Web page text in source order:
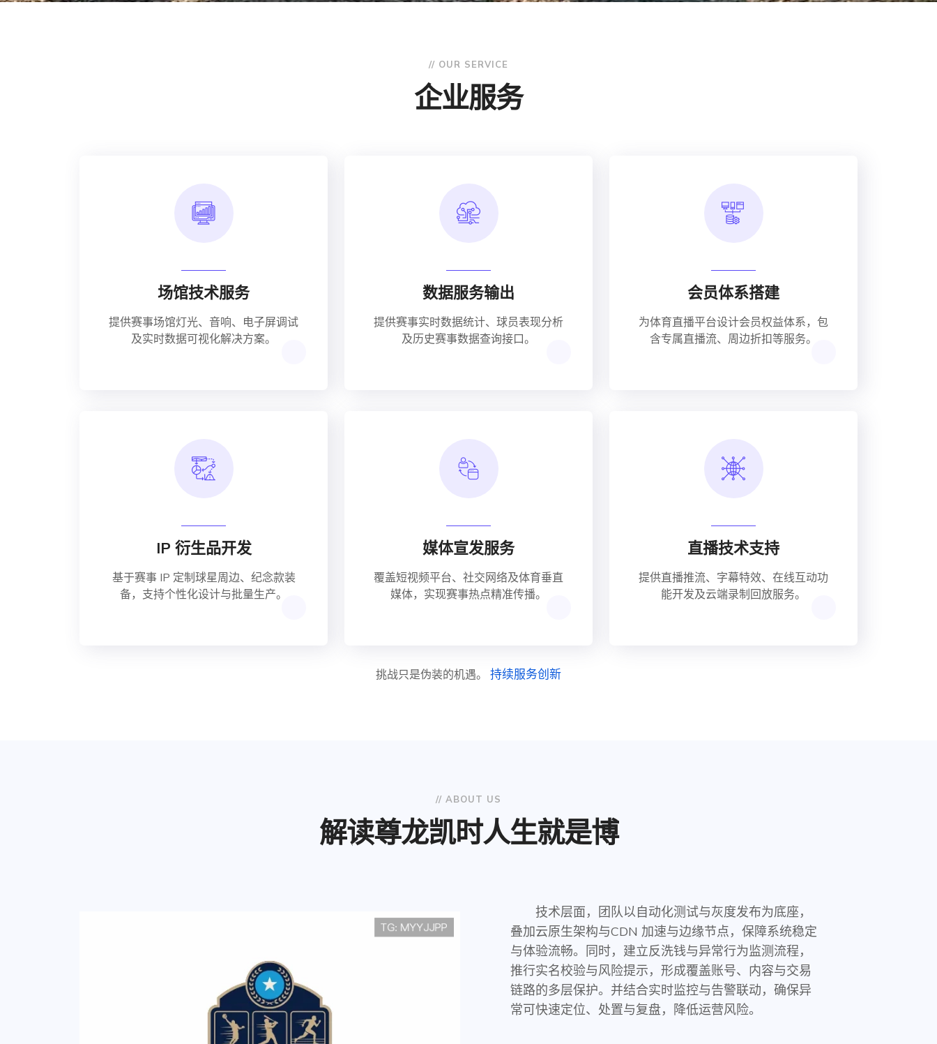
// OUR SERVICE
企业服务
场馆技术服务
提供赛事场馆灯光、音响、电子屏调试
及实时数据可视化解决方案。
数据服务输出
提供赛事实时数据统计、球员表现分析
及历史赛事数据查询接口。
会员体系搭建
为体育直播平台设计会员权益体系，包
含专属直播流、周边折扣等服务。
IP 衍生品开发
基于赛事 IP 定制球星周边、纪念款装
备，支持个性化设计与批量生产。
媒体宣发服务
覆盖短视频平台、社交网络及体育垂直
媒体，实现赛事热点精准传播。
直播技术支持
提供直播推流、字幕特效、在线互动功
能开发及云端录制回放服务。
挑战只是伪装的机遇。 持续服务创新
// ABOUT US
解读尊龙凯时人生就是博
技术层面，团队以自动化测试与灰度发布为底座，
叠加云原生架构与CDN 加速与边缘节点，保障系统稳定
与体验流畅。同时，建立反洗钱与异常行为监测流程，
推行实名校验与风险提示，形成覆盖账号、内容与交易
链路的多层保护。并结合实时监控与告警联动，确保异
常可快速定位、处置与复盘，降低运营风险。